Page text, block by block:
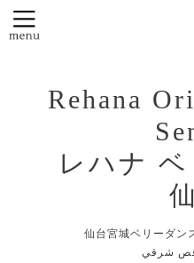
Rehana
レハナ
仙台宮城ベリーダン